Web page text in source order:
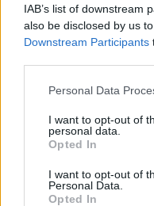
IAB’s list of downstream
also be disclosed by us
Downstream Participants
Please note that this
not limited to your visit
grant or deny consent to
use your data for below
consent section.
Personal Data
I want to opt-out of
personal data.
Opted In
I want to opt-out of
Personal Data.
Opted In
χαμογελαστή και δεν
εκτυπωτή.